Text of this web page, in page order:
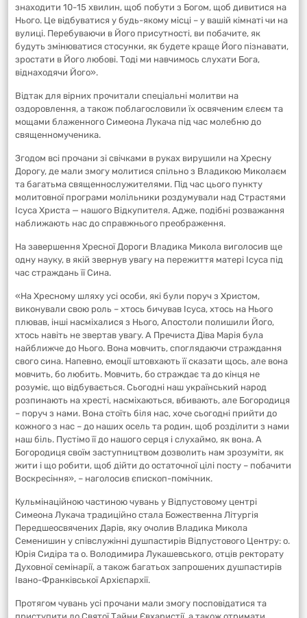
знаходити 10-15 хвилин, щоб побути з Богом, щоб дивитися на
Нього. Це відбуватися у будь-якому місці – у вашій кімнаті чи на
вулиці. Перебуваючи в Його присутності, ви побачите, як
будуть змінюватися стосунки, як будете краще Його пізнавати,
зростати в Його любові. Тоді ми навчимось слухати Бога,
віднаходячи Його».
Відтак для вірних прочитали спеціальні молитви на
оздоровлення, а також поблагословили їх освяченим єлеєм та
мощами блаженного Симеона Лукача під час молебню до
священномученика.
Згодом всі прочани зі свічками в руках вирушили на Хресну
Дорогу, де мали змогу молитися спільно з Владикою Миколаєм
та багатьма священнослужителями. Під час цього пункту
молитовної програми молільники роздумували над Страстями
Ісуса Христа — нашого Відкупителя. Адже, подібні розважання
наближають нас до справжнього преображення.
На завершення Хресної Дороги Владика Микола виголосив ще
одну науку, в якій звернув увагу на пережиття матері Ісуса під
час страждань її Сина.
«На Хресному шляху усі особи, які були поруч з Христом,
виконували свою роль – хтось бичував Ісуса, хтось на Нього
плював, інші насміхалися з Нього, Апостоли полишили Його,
хтось навіть не звертав увагу. А Пречиста Діва Марія була
найближче до Нього. Вона мовчить, споглядаючи страждання
свого сина. Напевно, емоції штовхають її сказати щось, але вона
мовчить, бо любить. Мовчить, бо страждає та до кінця не
розуміє, що відбувається. Сьогодні наш український народ
розпинають на хресті, насміхаються, вбивають, але Богородиця
– поруч з нами. Вона стоїть біля нас, хоче сьогодні прийти до
кожного з нас – до наших осель та родин, щоб розділити з нами
наш біль. Пустімо її до нашого серця і слухаймо, як вона. А
Богородиця своїм заступництвом дозволить нам зрозуміти, як
жити і що робити, щоб дійти до остаточної цілі посту – побачити
Воскресіння», – наголосив єпископ-помічник.
Кульмінаційною частиною чувань у Відпустовому центрі
Симеона Лукача традиційно стала Божественна Літургія
Передшеосвячених Дарів, яку очолив Владика Микола
Семенишин у співслужінні душпастирів Відпустового Центру: о.
Юрія Сидіра та о. Володимира Лукашевського, отців ректорату
Духовної семінарії, а також багатьох запрошених душпастирів
Івано-Франківської Архієпархії.
Протягом чувань усі прочани мали змогу посповідатися та